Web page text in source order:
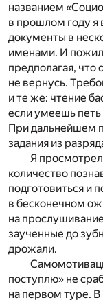
названием
в прошлом году я
документы в
именами. И
предполагая,
не вернусь.
и те же: чтение
если умеешь
При дальнейшем
задания из
Я
количество
подготовиться и
в бесконечном
на
заученные до
дрожали.
поступлю» не
на первом туре.